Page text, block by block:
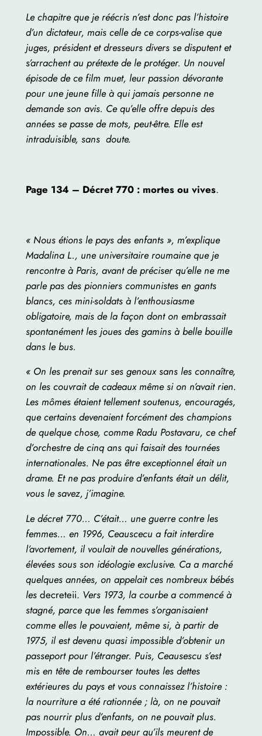
Le chapitre que je réécris n’est donc pas l’histoire
d’un dictateur, mais celle de ce corps-valise que
juges, président et dresseurs divers se disputent et
s’arrachent au prétexte de le protéger. Un nouvel
épisode de ce film muet, leur passion dévorante
pour une jeune fille à qui jamais personne ne
demande son avis. Ce qu’elle offre depuis des
années se passe de mots, peut-être. Elle est
intraduisible, sans doute.
Page 134 – Décret 770 : mortes ou vives.
« Nous étions le pays des enfants », m’explique
Madalina L., une universitaire roumaine que je
rencontre à Paris, avant de préciser qu’elle ne me
parle pas des pionniers communistes en gants
blancs, ces mini-soldats à l’enthousiasme
obligatoire, mais de la façon dont on embrassait
spontanément les joues des gamins à belle bouille
dans le bus.
« On les prenait sur ses genoux sans les connaître,
on les couvrait de cadeaux même si on n’avait rien.
Les mômes étaient tellement soutenus, encouragés,
que certains devenaient forcément des champions
de quelque chose, comme Radu Postavaru, ce chef
d’orchestre de cinq ans qui faisait des tournées
internationales. Ne pas être exceptionnel était un
drame. Et ne pas produire d’enfants était un délit,
vous le savez, j’imagine.
Le décret 770… C’était… une guerre contre les
femmes… en 1996, Ceauscecu a fait interdire
l’avortement, il voulait de nouvelles générations,
élevées sous son idéologie exclusive. Ca a marché
quelques années, on appelait ces nombreux bébés
les decreteii. Vers 1973, la courbe a commencé à
stagné, parce que les femmes s’organisaient
comme elles le pouvaient, même si, à partir de
1975, il est devenu quasi impossible d’obtenir un
passeport pour l’étranger. Puis, Ceausescu s’est
mis en tête de rembourser toutes les dettes
extérieures du pays et vous connaissez l’histoire :
la nourriture a été rationnée ; là, on ne pouvait
pas nourrir plus d’enfants, on ne pouvait plus.
Impossible. On… avait peur qu’ils meurent de